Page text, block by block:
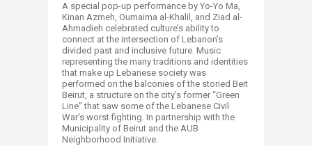
A special pop-up performance by Yo-Yo Ma,
Kinan Azmeh, Oumaima al-Khalil, and Ziad al-
Ahmadieh celebrated culture’s ability to
connect at the intersection of Lebanon’s
divided past and inclusive future. Music
representing the many traditions and identities
that make up Lebanese society was
performed on the balconies of the storied Beit
Beirut, a structure on the city’s former “Green
Line” that saw some of the Lebanese Civil
War’s worst fighting. In partnership with the
Municipality of Beirut and the AUB
Neighborhood Initiative.